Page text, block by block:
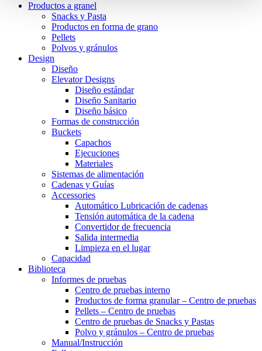
Productos a granel
Snacks y Pasta
Productos en forma de grano
Pellets
Polvos y gránulos
Design
Diseño
Elevator Designs
Diseño estándar
Diseño Sanitario
Diseño básico
Formas de construcción
Buckets
Capachos
Ejecuciones
Materiales
Sistemas de alimentación
Cadenas y Guías
Accessories
Automático Lubricación de cadenas
Tensión automática de la cadena
Convertidor de frecuencia
Salida intermedia
Limpieza en el lugar
Capacidad
Biblioteca
Informes de pruebas
Centro de pruebas interno
Productos de forma granular – Centro de pruebas
Pellets – Centro de pruebas
Centro de pruebas de Snacks y Pastas
Polvo y gránulos – Centro de pruebas
Manual/Instrucción